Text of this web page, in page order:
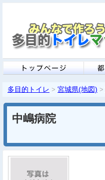
多目的トイレ > 宮城県(地図) >
中嶋病院